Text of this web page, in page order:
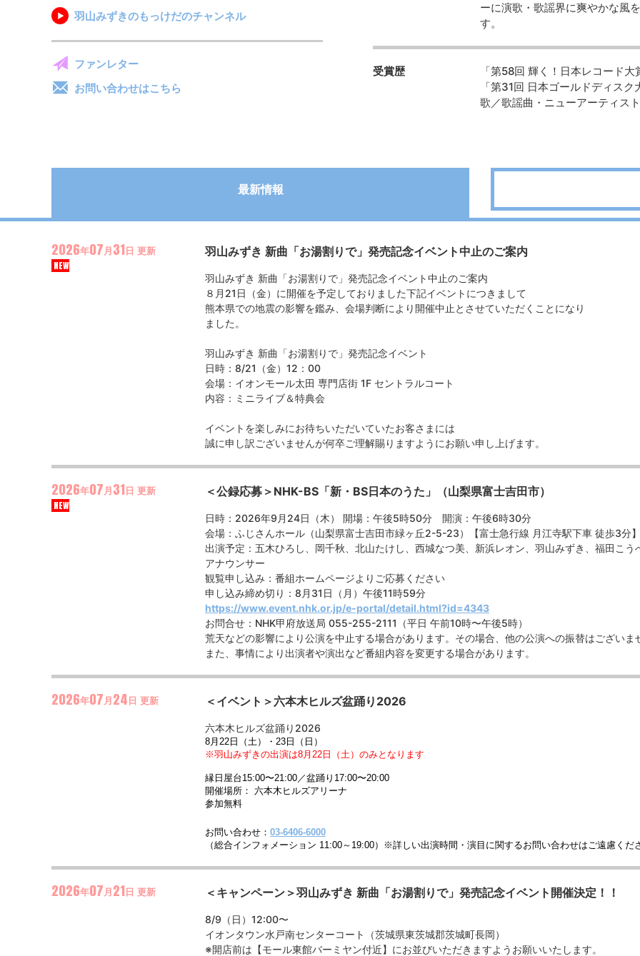
羽山みずきのもっけだのチャンネル
ファンレター
お問い合わせはこちら
ーに演歌・歌謡界に爽やかな風
す。
受賞歴
「第58回 輝く！日本レコード大
「第31回 日本ゴールドディス
歌／歌謡曲・ニューアーティスト
最新情報
2026年07 月31日 更新
NEW
​羽山みずき 新曲「お湯割りで」発売記念イベント中止のご案内
羽山みずき 新曲「お湯割りで」発売記念イベント中止のご案内
８月21日（金）に開催を予定しておりました下記イベントにつきまして
熊本県での地震の影響を鑑み、会場判断により開催中止とさせていただくことになり
ました。
羽山みずき 新曲「お湯割りで」発売記念イベント
日時：8/21（金）12：00
会場：イオンモール太田 専門店街 1F セントラルコート
内容：ミニライブ＆特典会
イベントを楽しみにお待ちいただいていたお客さまには
誠に申し訳ございませんが何卒ご理解賜りますようにお願い申し上げます。
2026年07 月31日 更新
NEW
＜公録応募＞NHK-BS「新・BS日本のうた」（山梨県富士吉田市）
日時：2026年9月24日（木） 開場：午後5時50分 開演：午後6時30分
会場：ふじさんホール（山梨県富士吉田市緑ヶ丘2-5-23）【富士急行線 月江寺駅下車 徒歩3分】
出演予定：五木ひろし、岡千秋、北山たけし、西城なつ美、新浜レオン、羽山みずき、福田こ
アナウンサー
観覧申し込み：番組ホームページよりご応募ください
申し込み締め切り：8月31日（月）午後11時59分
https://www.event.nhk.or.jp/e-portal/detail.html?id=4343
お問合せ：NHK甲府放送局 055-255-2111（平日 午前10時〜午後5時）
荒天などの影響により公演を中止する場合があります。その場合、他の公演への振替はございま
また、事情により出演者や演出など番組内容を変更する場合があります。
2026年07 月24日 更新 ＜イベント＞六本木ヒルズ盆踊り2026
六本木ヒルズ盆踊り2026
8月22日（土）・23日（日）
※羽山みずきの出演は8月22日（土）のみとなります
縁日屋台15:00〜21:00／盆踊り17:00〜20:00
開催場所： 六本木ヒルズアリーナ
参加無料
お問い合わせ： 03-6406-6000
（総合インフォメーション 11:00～19:00）
※詳しい出演時間・演目に関するお問い合わせはご遠慮くだ
2026年07 月21日 更新 ＜キャンペーン＞羽山みずき 新曲「お湯割りで」発売記念イベント開催決定！！
8/9（日）12:00〜
イオンタウン水戸南センターコート（茨城県東茨城郡茨城町長岡）
※開店前は【モール東館バーミヤン付近】にお並びいただきますようお願いいたします。